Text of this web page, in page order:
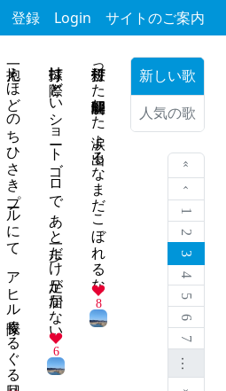
登録 Login サイトのご案内
新しい歌
人気の歌
« 最初
‹ 前
1
2
3
4
5
6
7
…
次 ›
併殺打打った瞬間理解した 涙よ出るなまだこぼれるな
8
打球は際どいショートゴロで あと一歩だけ足が届かない
6
一抱えほどのちひさきプールにて アヒル隊長ぐるぐる回り